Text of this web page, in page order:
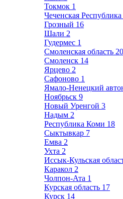
Токмок 1
Чеченская Республика
Грозный 16
Шали 2
Гудермес 1
Смоленская область 20
Смоленск 14
Ярцево 2
Сафоново 1
Ямало-Ненецкий
Ноябрьск 9
Новый Уренгой 3
Надым 2
Республика Коми 18
Сыктывкар 7
Емва 2
Ухта 2
Иссык-Кульская
Каракол 2
Чолпон-Ата 1
Курская область 17
Курск 14